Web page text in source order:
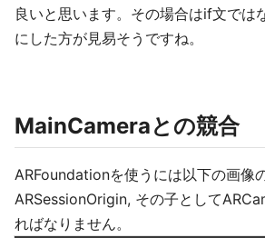
良いと思います。その場合はif文では
にした方が見易そうですね。
MainCameraとの競合
ARFoundationを使うには以下の画像
ARSessionOrigin, その子として
ればなりません。